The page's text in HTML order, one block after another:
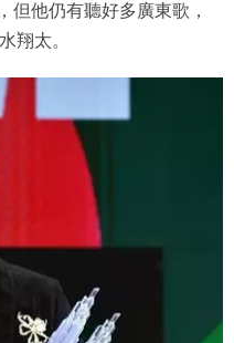
但他仍有聽好多廣東歌，
翔太。